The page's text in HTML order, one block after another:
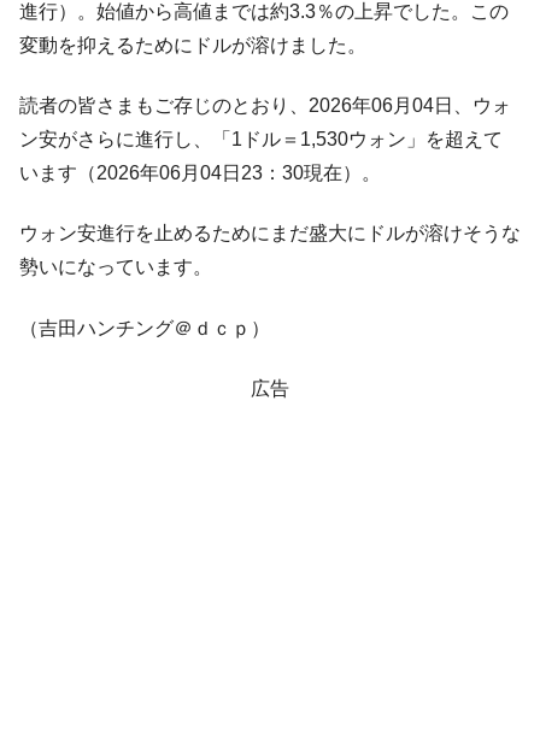
進行）。始値から高値までは約3.3％の上昇でした。この
変動を抑えるためにドルが溶けました。
読者の皆さまもご存じのとおり、2026年06月04日、ウォ
ン安がさらに進行し、「1ドル＝1,530ウォン」を超えて
います（2026年06月04日23：30現在）。
ウォン安進行を止めるためにまだ盛大にドルが溶けそうな
勢いになっています。
（吉田ハンチング＠ｄｃｐ）
広告